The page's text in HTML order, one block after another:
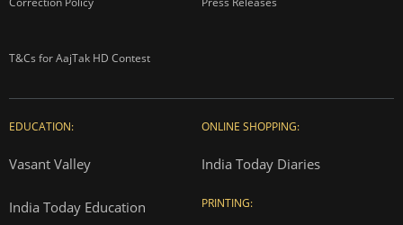
T&Cs for AajTak HD Contest
EDUCATION:
Vasant Valley
India Today Education
ONLINE SHOPPING:
India Today Diaries
PRINTING: